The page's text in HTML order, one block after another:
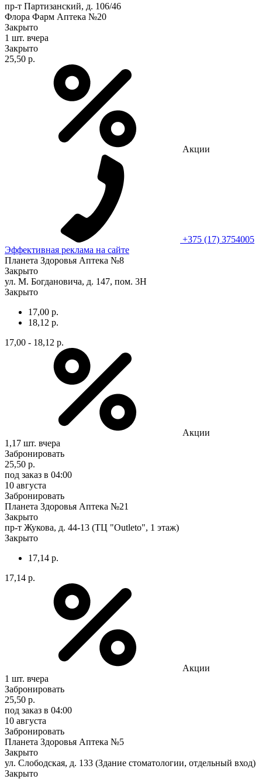
пр-т Партизанский, д. 106/46
Флора Фарм Аптека №20
Закрыто
1 шт. вчера
Закрыто
25,50 р.
Акции
+375 (17) 3754005
Эффективная реклама на сайте
Планета Здоровья Аптека №8
Закрыто
ул. М. Богдановича, д. 147, пом. 3Н
Закрыто
17,00 р.
18,12 р.
17,00 - 18,12 р.
Акции
1,17 шт. вчера
Забронировать
25,50 р.
под заказ в 04:00
10 августа
Забронировать
Планета Здоровья Аптека №21
Закрыто
пр-т Жукова, д. 44-13 (ТЦ "Outleto", 1 этаж)
Закрыто
17,14 р.
17,14 р.
Акции
1 шт. вчера
Забронировать
25,50 р.
под заказ в 04:00
10 августа
Забронировать
Планета Здоровья Аптека №5
Закрыто
ул. Слободская, д. 133 (Здание стоматологии, отдельный вход)
Закрыто